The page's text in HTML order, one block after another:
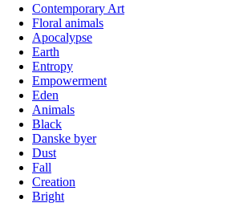
Contemporary Art
Floral animals
Apocalypse
Earth
Entropy
Empowerment
Eden
Animals
Black
Danske byer
Dust
Fall
Creation
Bright